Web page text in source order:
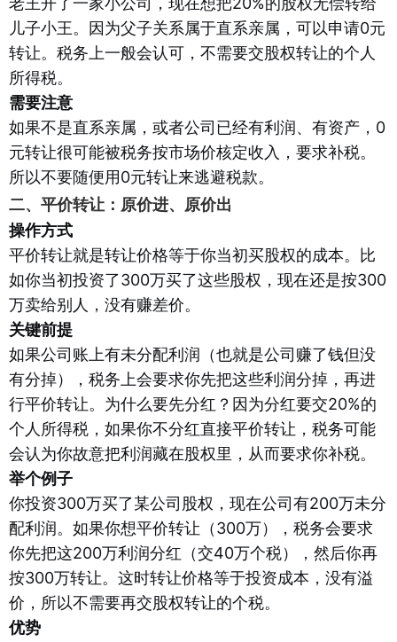
儿子小王。因为父子关系属于直系亲属，可以申请0元
转让。税务上一般会认可，不需要交股权转让的个人
所得税。
需要注意
如果不是直系亲属，或者公司已经有利润、有资产，0
元转让很可能被税务按市场价核定收入，要求补税。
所以不要随便用0元转让来逃避税款。
二、平价转让：原价进、原价出
操作方式
平价转让就是转让价格等于你当初买股权的成本。比
如你当初投资了300万买了这些股权，现在还是按300
万卖给别人，没有赚差价。
关键前提
如果公司账上有未分配利润（也就是公司赚了钱但没
有分掉），税务上会要求你先把这些利润分掉，再进
行平价转让。为什么要先分红？因为分红要交20%的
个人所得税，如果你不分红直接平价转让，税务可能
会认为你故意把利润藏在股权里，从而要求你补税。
举个例子
你投资300万买了某公司股权，现在公司有200万未分
配利润。如果你想平价转让（300万），税务会要求
你先把这200万利润分红（交40万个税），然后你再
按300万转让。这时转让价格等于投资成本，没有溢
价，所以不需要再交股权转让的个税。
优势